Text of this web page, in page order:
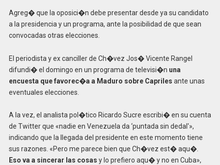
Agreg� que la oposici�n debe presentar desde ya su candidato
a la presidencia y un programa, ante la posibilidad de que sean
convocadas otras elecciones.
El periodista y ex canciller de Ch�vez Jos� Vicente Rangel
difundi� el domingo en un programa de televisi�n una
encuesta que favorec�a a Maduro sobre Capriles ante unas
eventuales elecciones.
A la vez, el analista pol�tico Ricardo Sucre escribi� en su cuenta
de Twitter que «nadie en Venezuela da ‘puntada sin dedal'»,
indicando que la llegada del presidente en este momento tiene
sus razones. «Pero me parece bien que Ch�vez est� aqu�.
Eso va a sincerar las cosas y lo prefiero aqu� y no en Cuba»,